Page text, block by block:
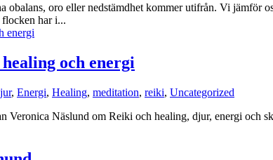
obalans, oro eller nedstämdhet kommer utifrån. Vi jämför
har i...
och energi
, Energi, Healing, meditation, reiki, Uncategorized
Veronica Näslund om Reiki och healing, djur, energi och